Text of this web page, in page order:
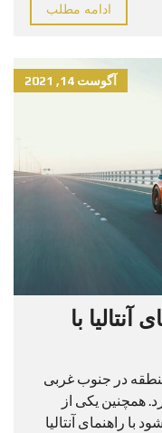
ادامه مطلب
آگوست 14, 2021
با
در جنوب غربی
همچنین یکی از
راهنمای آنتالیا